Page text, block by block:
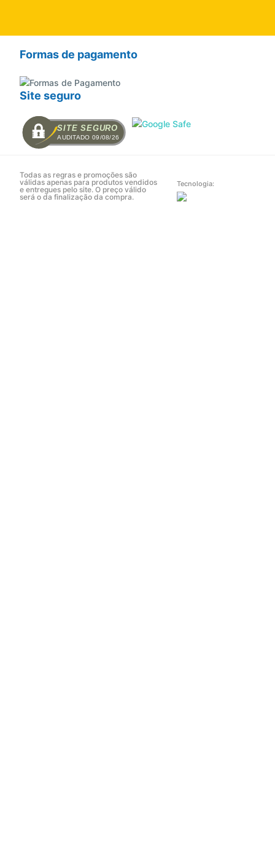
Formas de pagamento
Site seguro
SITE SEGURO
AUDITADO 09/08/26
Todas as regras e promoções são
válidas apenas para produtos vendidos
e entregues pelo site. O preço válido
será o da finalização da compra.
Tecnologia: